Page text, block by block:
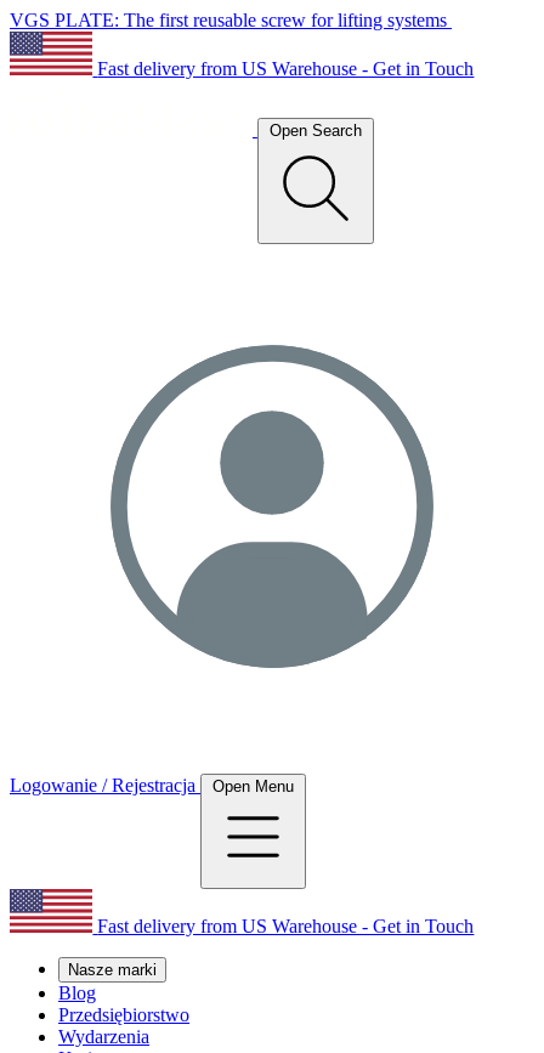
VGS PLATE: The first reusable screw for lifting systems
Fast delivery from US Warehouse - Get in Touch
Open Search
Logowanie / Rejestracja Open Menu
Fast delivery from US Warehouse - Get in Touch
Nasze marki
Blog
Przedsiębiorstwo
Wydarzenia